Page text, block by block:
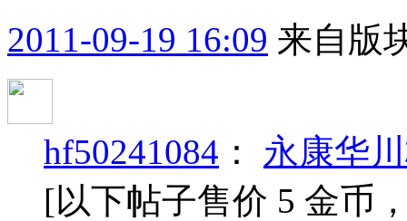
2011-09-19 16:09 来自版
hf50241084 ： 永康华
[以下帖子售价 5 金币